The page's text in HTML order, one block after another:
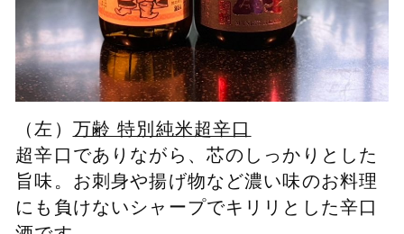
（左） 万齢特別純米超辛口
超辛口でありながら、芯のしっかりとした
旨味。お刺身や揚げ物など濃い味のお料理
にも負けないシャープでキリリとした辛口